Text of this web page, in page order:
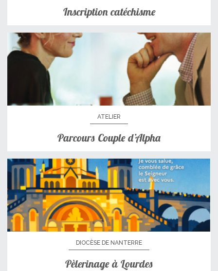
Inscription catéchisme
ATELIER
Parcours Couple d’Alpha
DIOCÈSE DE NANTERRE
Pèlerinage à Lourdes